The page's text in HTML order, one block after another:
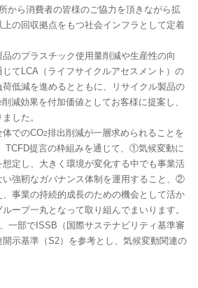
から消費者の皆様のご協力を頂きながら拡
の回収拠点をもつ社会インフラとして定着
のプラスチック使用量削減や生産性の向
てLCA（ライフサイクルアセスメント）の
低減を進めるとともに、リサイクル製品の
削減効果を付加価値としてお客様に提案し、
した。
体でのCO2排出削減が一層求められることを
TCFD提言の枠組みを通じて、①気候変動に
定し、大きく環境が変化する中でも事業活
い強靭なガバナンス体制を運用すること、②
事業の持続的成長のための機会として活か
ープ一丸となって取り組んでまいります。
一部でISSB（国際サステナビリティ基準審
示基準（S2）を参考とし、気候変動関連の